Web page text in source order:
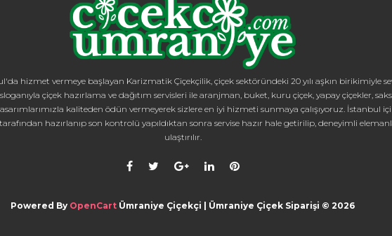
hizmet vermeye başlayan Karizmatik Çiçekçilik, çiçek sektöründeki 20 yılı aşkın birikimiyle
çiçek hazırlama ve dağıtım servisleri ile aranjman, buket, kuru çiçek, yapay çiçekler,
kaliteden ödün vermeyerek sizlere en iyi hizmeti sunmaya çalışıyoruz. İstanbul
hazırlanıp son kontrolü yapıldıktan sonra servise hazır hale getirilip, deneyimli
ulaştırılır.
Powered By OpenCart Ümraniye Çiçekçi | Ümraniye Çiçek Siparişi © 2026